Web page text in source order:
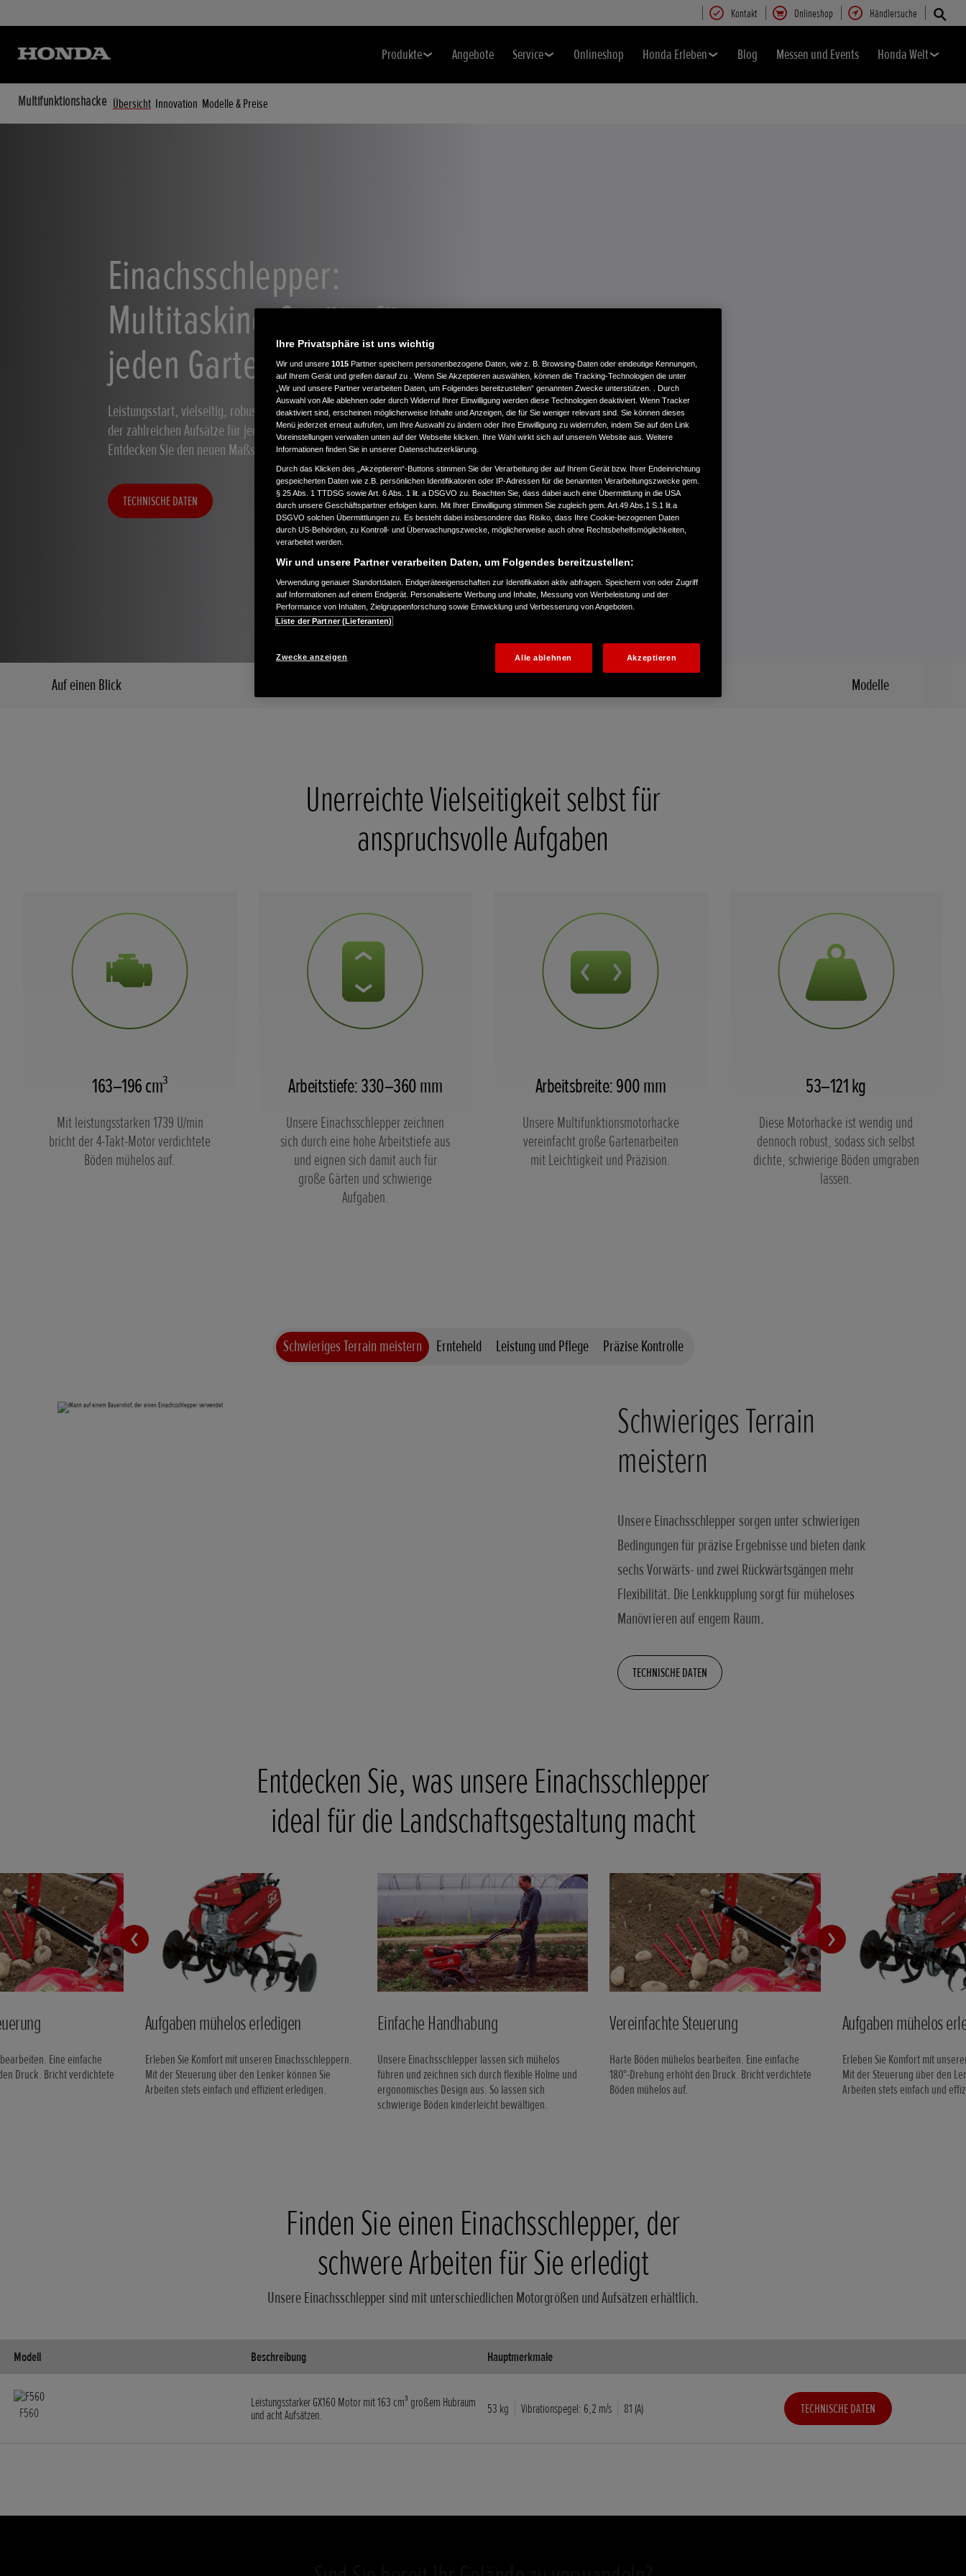
Kontakt Onlineshop Händlersuche
Produkte Angebote Service Onlineshop Honda Erleben Blog Messen und Events Honda Welt
Multifunktionshacke Übersicht Innovation Modelle & Preise
Einachsschlepper:
Multitasking-Geräte für
jeden Garten
Leistungsstart, vielseitig, robust – diese Motorhacke eignet sich dank
der zahlreichen Aufsätze für jede Aufgabe, egal wie anspruchsvoll.
Entdecken Sie den neuen Maßstab für die Gartenarbeit.
TECHNISCHE DATEN
Auf einen Blick Modelle
Unerreichte Vielseitigkeit selbst für
anspruchsvolle Aufgaben
163–196 cm³
Mit leistungsstarken 1739 U/min
bricht der 4-Takt-Motor verdichtete
Böden mühelos auf.
Arbeitstiefe: 330–360 mm
Unsere Einachsschlepper zeichnen
sich durch eine hohe Arbeitstiefe aus
und eignen sich damit auch für
große Gärten und schwierige
Aufgaben.
Arbeitsbreite: 900 mm
Unsere Multifunktionsmotorhacke
vereinfacht große Gartenarbeiten
mit Leichtigkeit und Präzision.
53–121 kg
Diese Motorhacke ist wendig und
dennoch robust, sodass sich selbst
dichte, schwierige Böden umgraben
lassen.
Schwieriges Terrain meistern Ernteheld Leistung und Pflege Präzise Kontrolle
Schwieriges Terrain
meistern
Unsere Einachsschlepper sorgen unter schwierigen
Bedingungen für präzise Ergebnisse und bieten dank
sechs Vorwärts- und zwei Rückwärtsgängen mehr
Flexibilität. Die Lenkkupplung sorgt für müheloses
Manövrieren auf engem Raum.
TECHNISCHE DATEN
Entdecken Sie, was unsere Einachsschlepper
ideal für die Landschaftsgestaltung macht
Eine einfache
Druck. Bricht verdichtete
Aufgaben mühelos erledigen
Erleben Sie Komfort mit unseren Einachsschleppern.
Mit der Steuerung über den Lenker können Sie
Arbeiten stets einfach und effizient erledigen.
Einfache Handhabung
Unsere Einachsschlepper lassen sich mühelos
führen und zeichnen sich durch flexible Holme und
ergonomisches Design aus. So lassen sich
schwierige Böden kinderleicht bewältigen.
Vereinfachte Steuerung
Harte Böden mühelos bearbeiten. Eine einfache
180°-Drehung erhöht den Druck. Bricht verdichtete
Böden mühelos auf.
Aufgaben mühelos
Erleben Sie Komfort mit
Mit der Steuerung über den
Arbeiten stets einfach und
Finden Sie einen Einachsschlepper, der
schwere Arbeiten für Sie erledigt
Unsere Einachsschlepper sind mit unterschiedlichen Motorgrößen und Aufsätzen erhältlich.
Modell Beschreibung Hauptmerkmale
F560
Leistungsstarker GX160 Motor mit 163 cm³ großem Hubraum
und acht Aufsätzen.
53 kg Vibrationspegel: 6,2 m/s 81 (A) TECHNISCHE DATEN
Ihre Privatsphäre ist uns wichtig
Wir und unsere 1015 Partner speichern personenbezogene Daten, wie z. B. Browsing-Daten oder eindeutige Kennungen,
auf Ihrem Gerät und greifen darauf zu . Wenn Sie Akzeptieren auswählen, können die Tracking-Technologien die unter
„Wir und unsere Partner verarbeiten Daten, um Folgendes bereitzustellen“ genannten Zwecke unterstützen. . Durch
Auswahl von Alle ablehnen oder durch Widerruf Ihrer Einwilligung werden diese Technologien deaktiviert. Wenn Tracker
deaktiviert sind, erscheinen möglicherweise Inhalte und Anzeigen, die für Sie weniger relevant sind. Sie können dieses
Menü jederzeit erneut aufrufen, um Ihre Auswahl zu ändern oder Ihre Einwilligung zu widerrufen, indem Sie auf den Link
Voreinstellungen verwalten unten auf der Webseite klicken. Ihre Wahl wirkt sich auf unsere/n Website aus. Weitere
Informationen finden Sie in unserer Datenschutzerklärung.
Durch das Klicken des „Akzeptieren“-Buttons stimmen Sie der Verarbeitung der auf Ihrem Gerät bzw. Ihrer Endeinrichtung
gespeicherten Daten wie z.B. persönlichen Identifikatoren oder IP-Adressen für die benannten Verarbeitungszwecke gem.
§ 25 Abs. 1 TTDSG sowie Art. 6 Abs. 1 lit. a DSGVO zu. Beachten Sie, dass dabei auch eine Übermittlung in die USA
durch unsere Geschäftspartner erfolgen kann. Mit Ihrer Einwilligung stimmen Sie zugleich gem. Art.49 Abs.1 S.1 lit.a
DSGVO solchen Übermittlungen zu. Es besteht dabei insbesondere das Risiko, dass Ihre Cookie-bezogenen Daten
durch US-Behörden, zu Kontroll- und Überwachungszwecke, möglicherweise auch ohne Rechtsbehelfsmöglichkeiten,
verarbeitet werden.
Wir und unsere Partner verarbeiten Daten, um Folgendes bereitzustellen:
Verwendung genauer Standortdaten. Endgeräteeigenschaften zur Identifikation aktiv abfragen. Speichern von oder Zugriff
auf Informationen auf einem Endgerät. Personalisierte Werbung und Inhalte, Messung von Werbeleistung und der
Performance von Inhalten, Zielgruppenforschung sowie Entwicklung und Verbesserung von Angeboten.
Liste der Partner (Lieferanten)
Zwecke anzeigen Alle ablehnen Akzeptieren